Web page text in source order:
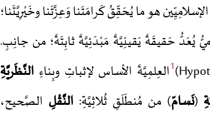
هو ما يُحَقِّقُ كَرامَتَنا وَعِزَّتَنا وخَيْرِيَّتَنا؛
يُعَدُّ حَقيقَةً يَقينِيَّةً مَبْدَئِيَّةً ثابِتَةً؛ من جانِبٍ.
1العِلمِيَّةَ الأساس لإثباتِ وبِناءِ النظَريَّةِ
(نَسامّ) من مُنطَلَقِ ثُلاثِيَّةِ: النَّقْلِ الصَّحيح،